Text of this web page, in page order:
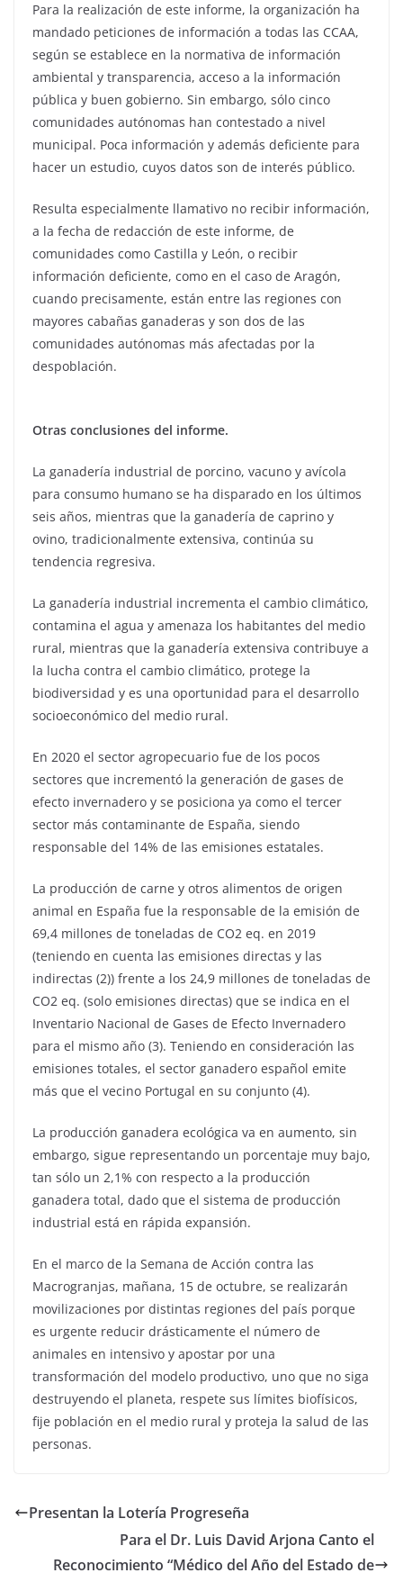
Para la realización de este informe, la organización ha
mandado peticiones de información a todas las CCAA,
según se establece en la normativa de información
ambiental y transparencia, acceso a la información
pública y buen gobierno. Sin embargo, sólo cinco
comunidades autónomas han contestado a nivel
municipal. Poca información y además deficiente para
hacer un estudio, cuyos datos son de interés público.
Resulta especialmente llamativo no recibir información,
a la fecha de redacción de este informe, de
comunidades como Castilla y León, o recibir
información deficiente, como en el caso de Aragón,
cuando precisamente, están entre las regiones con
mayores cabañas ganaderas y son dos de las
comunidades autónomas más afectadas por la
despoblación.
Otras conclusiones del informe.
La ganadería industrial de porcino, vacuno y avícola
para consumo humano se ha disparado en los últimos
seis años, mientras que la ganadería de caprino y
ovino, tradicionalmente extensiva, continúa su
tendencia regresiva.
La ganadería industrial incrementa el cambio climático,
contamina el agua y amenaza los habitantes del medio
rural, mientras que la ganadería extensiva contribuye a
la lucha contra el cambio climático, protege la
biodiversidad y es una oportunidad para el desarrollo
socioeconómico del medio rural.
En 2020 el sector agropecuario fue de los pocos
sectores que incrementó la generación de gases de
efecto invernadero y se posiciona ya como el tercer
sector más contaminante de España, siendo
responsable del 14% de las emisiones estatales.
La producción de carne y otros alimentos de origen
animal en España fue la responsable de la emisión de
69,4 millones de toneladas de CO2 eq. en 2019
(teniendo en cuenta las emisiones directas y las
indirectas (2)) frente a los 24,9 millones de toneladas de
CO2 eq. (solo emisiones directas) que se indica en el
Inventario Nacional de Gases de Efecto Invernadero
para el mismo año (3). Teniendo en consideración las
emisiones totales, el sector ganadero español emite
más que el vecino Portugal en su conjunto (4).
La producción ganadera ecológica va en aumento, sin
embargo, sigue representando un porcentaje muy bajo,
tan sólo un 2,1% con respecto a la producción
ganadera total, dado que el sistema de producción
industrial está en rápida expansión.
En el marco de la Semana de Acción contra las
Macrogranjas, mañana, 15 de octubre, se realizarán
movilizaciones por distintas regiones del país porque
es urgente reducir drásticamente el número de
animales en intensivo y apostar por una
transformación del modelo productivo, uno que no siga
destruyendo el planeta, respete sus límites biofísicos,
fije población en el medio rural y proteja la salud de las
personas.
Presentan la Lotería Progreseña
Para el Dr. Luis David Arjona Canto el
Reconocimiento “Médico del Año del Estado de